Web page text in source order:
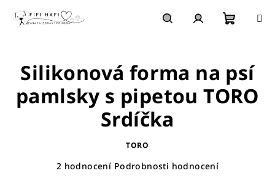
obsah
košík
Silikonová forma na psí
pamlsky s pipetou TORO
Srdíčka
TORO
Průměrné
2 hodnocení Podrobnosti hodnocení